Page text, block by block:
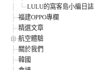
LULU的窩客島小編日誌
福建OPPO專欄
精選文章
航空體驗
關於我們
韓國